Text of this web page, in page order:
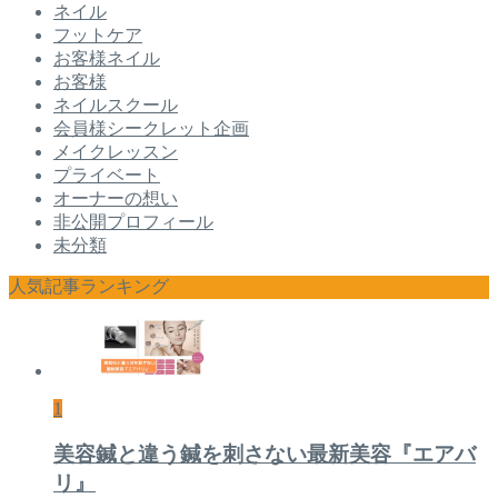
ネイル
フットケア
お客様ネイル
お客様
ネイルスクール
会員様シークレット企画
メイクレッスン
プライベート
オーナーの想い
非公開プロフィール
未分類
人気記事ランキング
1
美容鍼と違う鍼を刺さない最新美容『エアバ
リ』